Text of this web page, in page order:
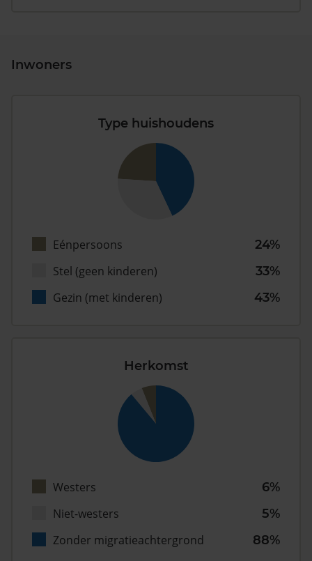
Inwoners
Type huishoudens
Eénpersoons
24%
Stel (geen kinderen)
33%
Gezin (met kinderen)
43%
Herkomst
Westers
6%
Niet-westers
5%
Zonder migratieachtergrond
88%